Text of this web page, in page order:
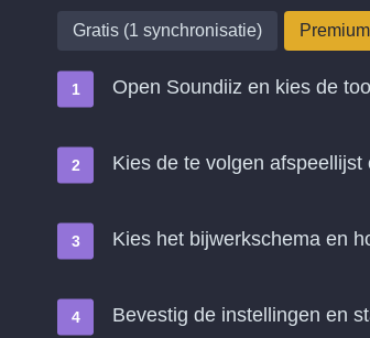
Gratis (1 synchronisatie) Premium
Open Soundiiz en kies de
Kies de te volgen
Kies het bijwerkschema en
Bevestig de instellingen en